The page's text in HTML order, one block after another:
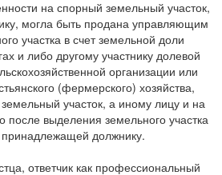
на спорный земельный участок,
могла быть продана управляющим
участка в счет земельной доли
и либо другому участнику долевой
организации или
(фермерского) хозяйства,
участок, а иному лицу и на
после выделения земельного участка
должнику.
ответчик как профессиональный